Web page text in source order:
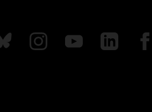
nous sur Bluesky
Suivez nous sur
Suivez nous sur
Suivez